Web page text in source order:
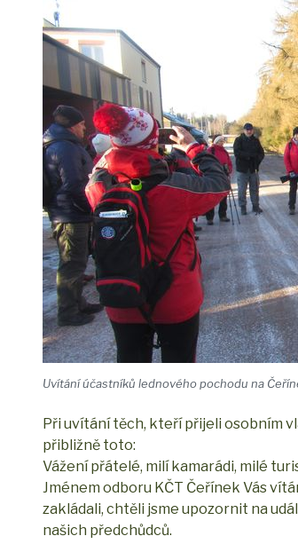
Uvítání účastníků lednového pochodu na
Při uvítání těch, kteří přijeli osobním
přibližně toto:
Vážení přátelé, milí kamarádi, milé
Jménem odboru KČT Čeřínek Vás
zakládali, chtěli jsme upozornit na
našich předchůdců.